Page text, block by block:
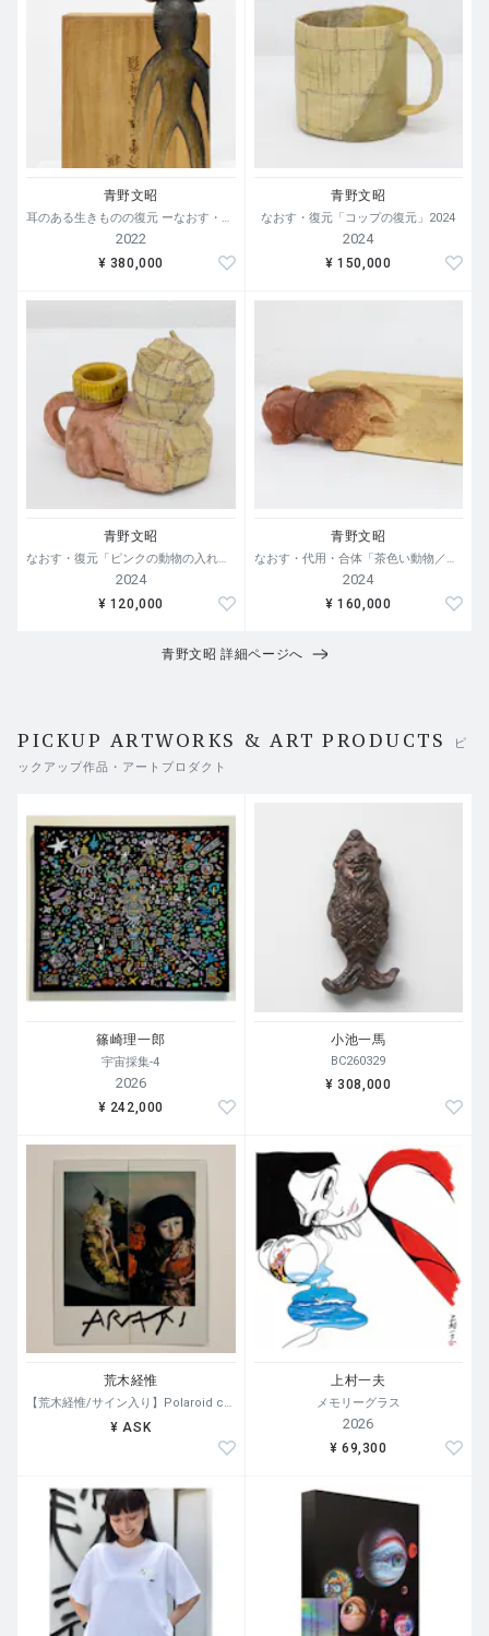
青野文昭
2022
¥ 380,000
青野文昭
なおす・復元「コップの復元」2024
2024
¥ 150,000
青野文昭
なおす・復元「ピンクの動物の入れ物の復元」2024
2024
¥ 120,000
青野文昭
なおす・代用・合体「茶色い動物／木材」2024
2024
¥ 160,000
青野文昭 詳細ページへ
PICKUP ARTWORKS & ART PRODUCTS
ピ
ックアップ作品・アートプロダクト
篠崎理一郎
宇宙採集-4
2026
¥ 242,000
小池一馬
BC260329
¥ 308,000
荒木経惟
【荒木経惟/サイン入り】Polaroid collage
¥ ASK
上村一夫
メモリーグラス
2026
¥ 69,300